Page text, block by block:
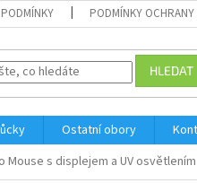
PODMÍNKY
HLEDAT
Ostatní obory
Mouse s displejem a UV osvětlením